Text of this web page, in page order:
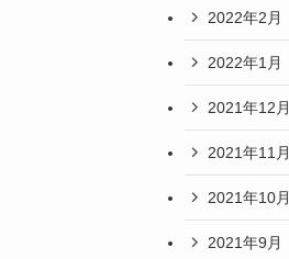
2022年2月
2022年1月
2021年12月
2021年11月
2021年10月
2021年9月